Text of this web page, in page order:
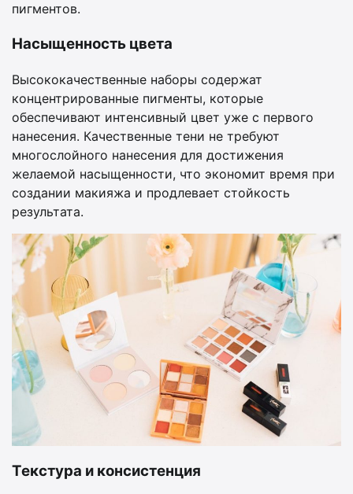
пигментов.
Насыщенность цвета
Высококачественные наборы содержат
концентрированные пигменты, которые
обеспечивают интенсивный цвет уже с первого
нанесения. Качественные тени не требуют
многослойного нанесения для достижения
желаемой насыщенности, что экономит время при
создании макияжа и продлевает стойкость
результата.
Текстура и консистенция